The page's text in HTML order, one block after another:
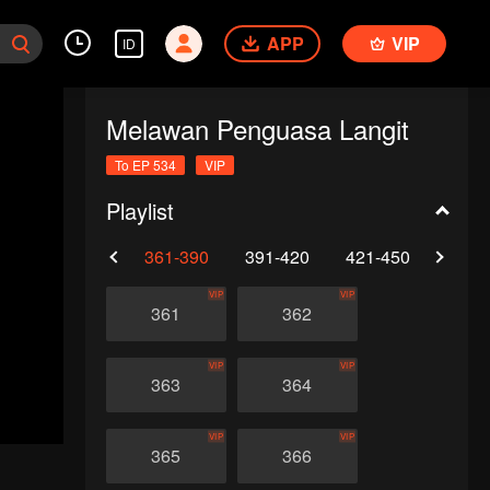
ID APP VIP
Melawan Penguasa Langit
To EP 534 VIP
Playlist
361-390 391-420 421-450
361
VIP
362
VIP
363
VIP
364
VIP
365
VIP
366
VIP